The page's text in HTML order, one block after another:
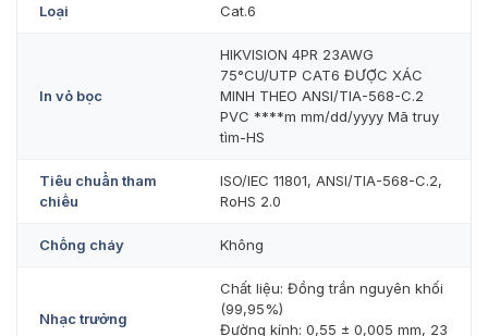
Cáp mạng chuyên dụng Hikvision DS-1LN6U-G được
nhập trực tiếp từ thương hiệu Hikvision nên chất lượng
đảm bảo. Hơn hết, không qua trung gian nên giá cũng
tốt nhất. Lựa chọn công ty chúng tôi, bạn hoàn toàn yên
tâm về chất lượng sản phẩm, dịch vụ và giá.
Loại Cat.6
In vỏ bọc
HIKVISION 4PR 23AWG
75°CU/UTP CAT6 ĐƯỢC XÁC
MINH THEO ANSI/TIA-568-C.2
PVC ****m mm/dd/yyyy Mã truy
tìm-HS
Tiêu chuẩn tham
chiếu
ISO/IEC 11801, ANSI/TIA-568-C.2,
RoHS 2.0
Chống cháy Không
Nhạc trưởng
Chất liệu: Đồng trần nguyên khối
(99,95%)
Đường kính: 0,55 ± 0,005 mm, 23